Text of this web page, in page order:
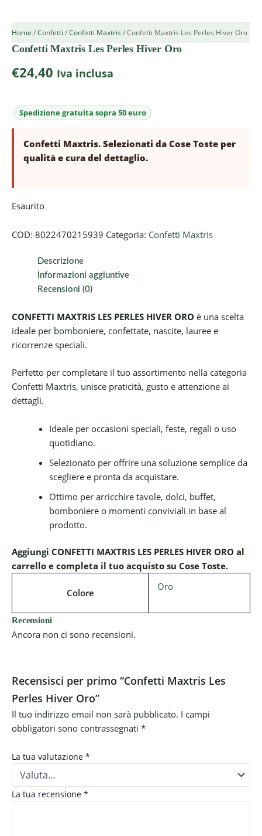
Home /Confetti /Confetti Maxtris / Confetti Maxtris Les Perles Hiver Oro
Confetti Maxtris Les Perles Hiver Oro
€24,40 Iva inclusa
Confetti Maxtris. Selezionati da Cose Toste per
qualità e cura del dettaglio.
Esaurito
COD: 8022470215939 Categoria: Confetti Maxtris
Descrizione
Informazioni aggiuntive
Recensioni (0)
CONFETTI MAXTRIS LES PERLES HIVER ORO è una scelta
ideale per bomboniere, confettate, nascite, lauree e
ricorrenze speciali.
Perfetto per completare il tuo assortimento nella categoria
Confetti Maxtris, unisce praticità, gusto e attenzione ai
dettagli.
Ideale per occasioni speciali, feste, regali o uso
quotidiano.
Selezionato per offrire una soluzione semplice da
scegliere e pronta da acquistare.
Ottimo per arricchire tavole, dolci, buffet,
bomboniere o momenti conviviali in base al
prodotto.
Aggiungi CONFETTI MAXTRIS LES PERLES HIVER ORO al
carrello e completa il tuo acquisto su Cose Toste.
Colore
Oro
Recensioni
Ancora non ci sono recensioni.
Recensisci per primo “Confetti Maxtris Les
Perles Hiver Oro”
Il tuo indirizzo email non sarà pubblicato. I campi
obbligatori sono contrassegnati *
La tua valutazione *
La tua recensione *